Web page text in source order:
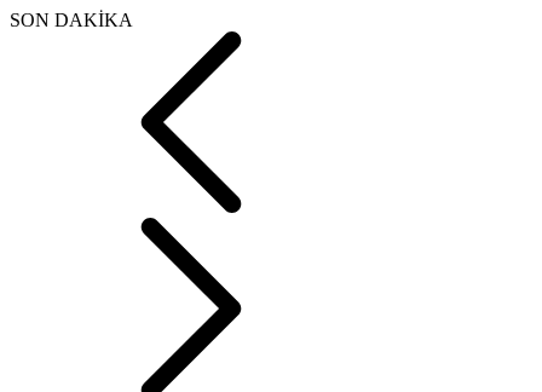
SON DAKİKA